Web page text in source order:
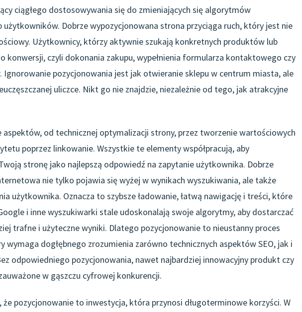
ciągłego dostosowywania się do zmieniających się algorytmów
Dobrze wypozycjonowana strona przyciąga ruch, który jest nie
Użytkownicy, którzy aktywnie szukają konkretnych produktów lub
konwersji, czyli dokonania zakupu, wypełnienia formularza kontaktowego czy
Ignorowanie pozycjonowania jest jak otwieranie sklepu w centrum miasta, ale
uliczce. Nikt go nie znajdzie, niezależnie od tego, jak atrakcyjne
aspektów, od technicznej optymalizacji strony, przez tworzenie wartościowych
poprzez linkowanie. Wszystkie te elementy współpracują, aby
stronę jako najlepszą odpowiedź na zapytanie użytkownika. Dobrze
nie tylko pojawia się wyżej w wynikach wyszukiwania, ale także
użytkownika. Oznacza to szybsze ładowanie, łatwą nawigację i treści, które
i inne wyszukiwarki stale udoskonalają swoje algorytmy, aby dostarczać
trafne i użyteczne wyniki. Dlatego pozycjonowanie to nieustanny proces
wymaga dogłębnego zrozumienia zarówno technicznych aspektów SEO, jak i
odpowiedniego pozycjonowania, nawet najbardziej innowacyjny produkt czy
w gąszczu cyfrowej konkurencji.
że pozycjonowanie to inwestycja, która przynosi długoterminowe korzyści. W